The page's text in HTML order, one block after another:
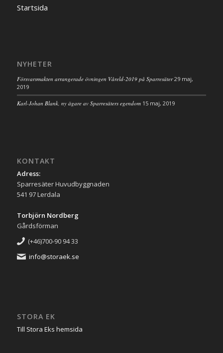
Startsida
NYHETER
Försvarsmakten arrangerade övningen Våreld-2019 på Sparresäter 29 maj,
2019
Karl-Johan Blank, ny ägare av Sparresäters egendom 15 maj, 2019
KONTAKT
Adress:
Sparresäter Huvudbyggnaden
541 97 Lerdala
Torbjörn Nordberg
Gårdsförman
(+46)700-90 94 33
info@storaek.se
STORA EK
Till Stora Eks hemsida